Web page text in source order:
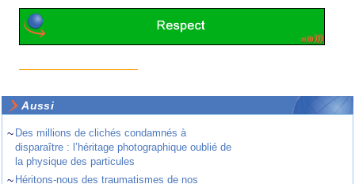
Aussi
~ Des millions de clichés condamnés à
disparaître : l’héritage photographique oublié de
la physique des particules
~ Héritons-nous des traumatismes de nos